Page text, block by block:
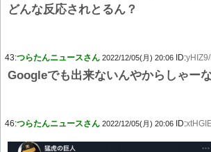
どんな反応されとるん？
43:つらたんニュースさん 2022/12/05(月) 20:06 ID:
Googleでも出来ないんやからしゃー
46:つらたんニュースさん 2022/12/05(月) 20:06 ID: